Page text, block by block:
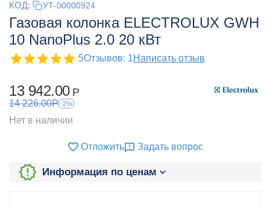
КОД: УТ-00000924
Газовая колонка ELECTROLUX GWH
10 NanoPlus 2.0 20 кВт
5Отзывов: 1Написать отзыв
13 942.00 Р
14 226.00Р -2%
Нет в наличии
Отложить Задать вопрос
Информация по ценам